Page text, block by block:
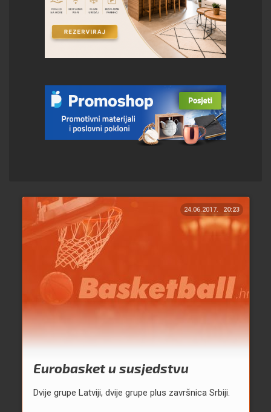
24.06.2017. 20:23
Eurobasket u susjedstvu
Dvije grupe Latviji, dvije grupe plus završnica Srbiji.